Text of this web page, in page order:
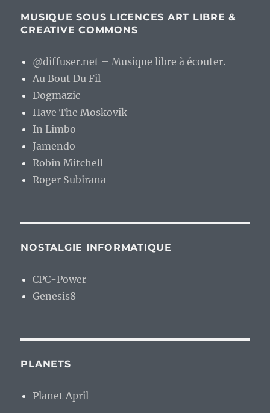
MUSIQUE SOUS LICENCES ART LIBRE &
CREATIVE COMMONS
@diffuser.net – Musique libre à écouter.
Au Bout Du Fil
Dogmazic
Have The Moskovik
In Limbo
Jamendo
Robin Mitchell
Roger Subirana
NOSTALGIE INFORMATIQUE
CPC-Power
Genesis8
PLANETS
Planet April